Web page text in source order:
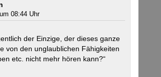
08:44 Uhr
der Einzige, der dieses ganze
von den unglaublichen Fähigkeiten
etc. nicht mehr hören kann?“